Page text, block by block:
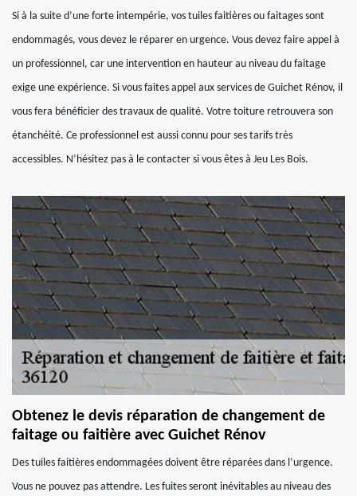
Si à la suite d’une forte intempérie, vos tuiles faitières ou faitages sont
endommagés, vous devez le réparer en urgence. Vous devez faire appel à
un professionnel, car une intervention en hauteur au niveau du faitage
exige une expérience. Si vous faites appel aux services de Guichet Rénov, il
vous fera bénéficier des travaux de qualité. Votre toiture retrouvera son
étanchéité. Ce professionnel est aussi connu pour ses tarifs très
accessibles. N’hésitez pas à le contacter si vous êtes à Jeu Les Bois.
Obtenez le devis réparation de changement de
faitage ou faitière avec Guichet Rénov
Des tuiles faitières endommagées doivent être réparées dans l’urgence.
Vous ne pouvez pas attendre. Les fuites seront inévitables au niveau des